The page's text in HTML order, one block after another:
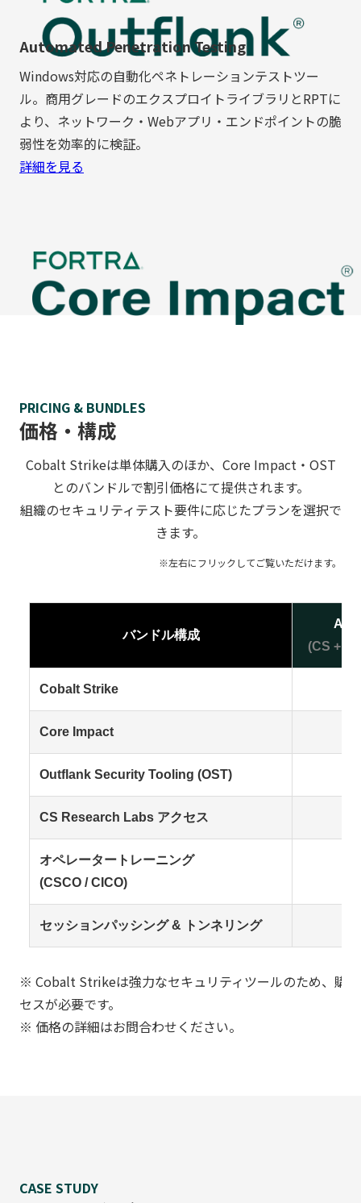
Automated Penetration Testing
Windows対応の自動化ペネトレーションテストツー
ル。商用グレードのエクスプロイトライブラリとRPTに
より、ネットワーク・Webアプリ・エンドポイントの脆
弱性を効率的に検証。
詳細を見る
PRICING & BUNDLES
価格・構成
Cobalt Strikeは単体購入のほか、Core Impact・OST
とのバンドルで割引価格にて提供されます。
組織のセキュリティテスト要件に応じたプランを選択で
きます。
バンドル構成
(CS +
Cobalt Strike
Core Impact
Outflank Security Tooling (OST)
CS Research Labs アクセス
オペレータートレーニング
(CSCO / CICO)
セッションパッシング & トンネリング
※ Cobalt Strikeは強力なセキュリティツールのため、購
セスが必要です。
※ 価格の詳細はお問合わせください。
CASE STUDY